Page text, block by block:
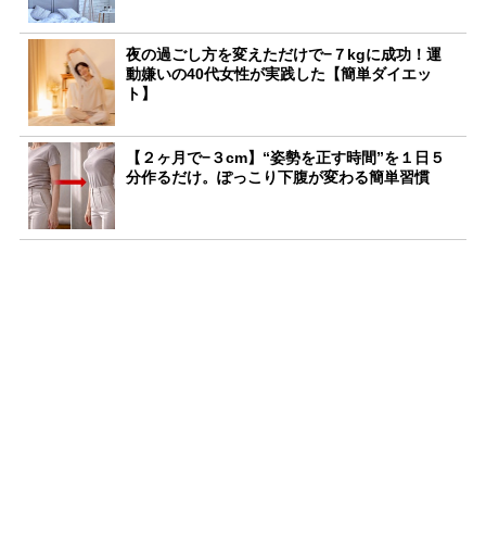
夜の過ごし方を変えただけで−７kgに成功！運
動嫌いの40代女性が実践した【簡単ダイエッ
ト】
【２ヶ月で−３cm】“姿勢を正す時間”を１日５
分作るだけ。ぽっこり下腹が変わる簡単習慣